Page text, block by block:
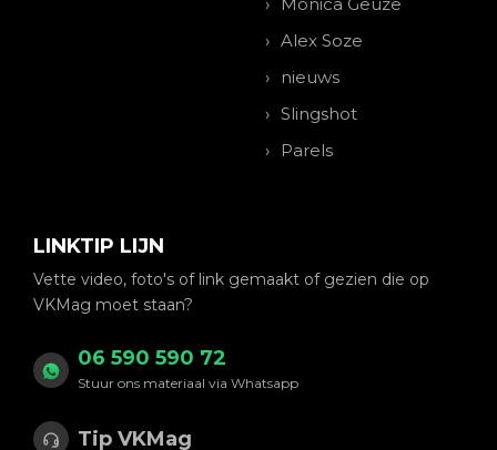
Alex Soze
nieuws
Slingshot
Parels
LINKTIP LIJN
Vette video, foto's of link gemaakt of gezien die op
VKMag moet staan?
06 590 590 72
Stuur ons materiaal via Whatsapp
Tip VKMag